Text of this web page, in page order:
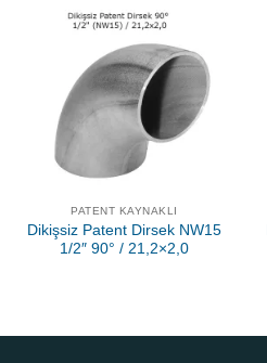
PATENT KAYNAKLI
Dikişsiz Patent Dirsek NW15
1/2″ 90° / 21,2×2,0